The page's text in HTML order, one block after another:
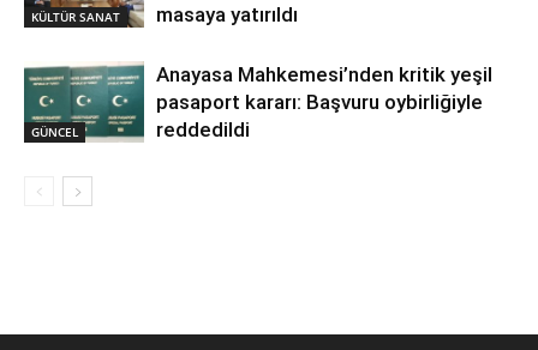
KÜLTÜR SANAT
masaya yatırıldı
GÜNCEL
Anayasa Mahkemesi’nden kritik yeşil
pasaport kararı: Başvuru oybirliğiyle
reddedildi